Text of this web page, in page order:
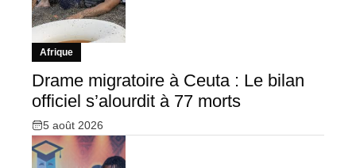
Afrique
Drame migratoire à Ceuta : Le bilan
officiel s’alourdit à 77 morts
5 août 2026